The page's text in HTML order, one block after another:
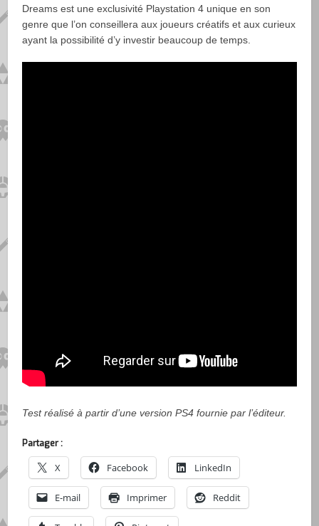
Dreams est une exclusivité Playstation 4 unique en son
genre que l’on conseillera aux joueurs créatifs et aux curieux
ayant la possibilité d’y investir beaucoup de temps.
Test réalisé à partir d’une version PS4 fournie par l’éditeur.
Partager :
X Facebook LinkedIn
E-mail Imprimer Reddit